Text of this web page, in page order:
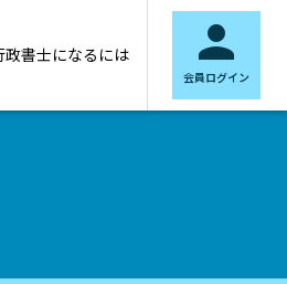
政書士になるには 
会員ログイン